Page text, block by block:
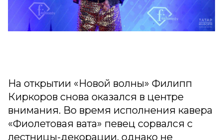
На открытии «Новой волны» Филипп
Киркоров снова оказался в центре
внимания. Во время исполнения кавера
«Фиолетовая вата» певец сорвался с
лестницы-декорации, однако не